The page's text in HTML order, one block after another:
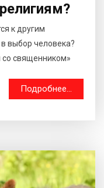
к другим
выбор человека?
со священником»
Подробнее...